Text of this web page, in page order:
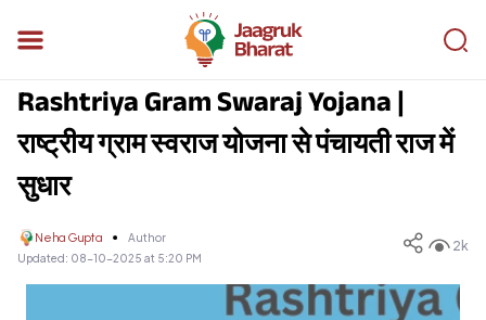
Rashtriya Gram Swaraj Yojana |
राष्ट्रीय ग्राम स्वराज योजना से पंचायती राज में
सुधार
Neha Gupta
Author
Updated: 08-10-2025 at 5:20 PM
2k